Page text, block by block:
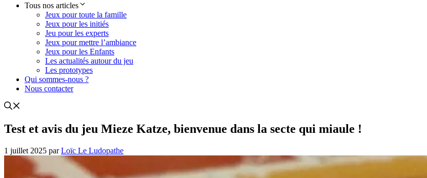
Tous nos articles
Jeux pour toute la famille
Jeux pour les initiés
Jeu pour les experts
Jeux pour mettre l’ambiance
Jeux pour les Enfants
Les actualités autour du jeu
Les prototypes
Qui sommes-nous ?
Nous contacter
Test et avis du jeu Mieze Katze, bienvenue dans la secte qui miaule !
1 juillet 2025 parLoïc Le Ludopathe